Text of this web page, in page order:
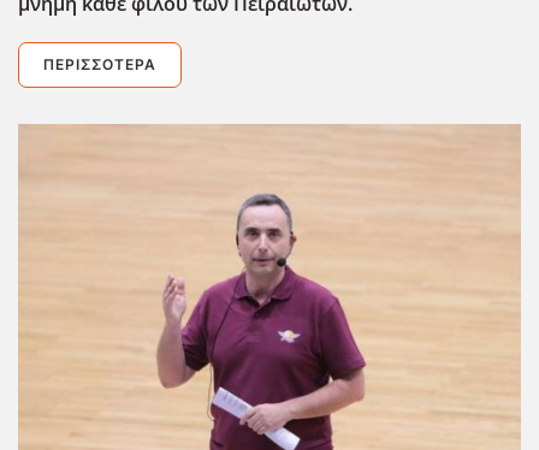
ΠΕΡΙΣΣΌΤΕΡΑ